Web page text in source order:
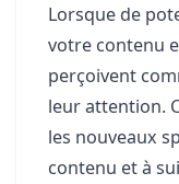
Lorsque de
votre contenu
perçoivent
leur attention.
les nouveaux
contenu et à